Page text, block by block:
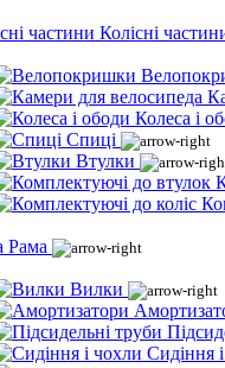
Колісні
Колеса і
Спиці
Втулки
Рама
Вилки
Сидіння